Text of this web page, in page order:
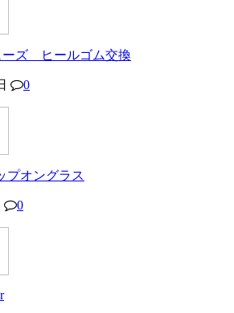
ーズ ヒールゴム交換
0
オングラス
0